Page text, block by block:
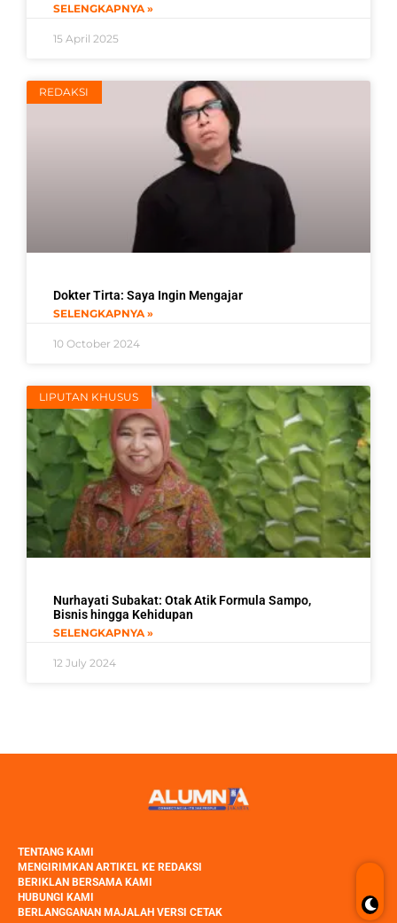
SELENGKAPNYA »
15 April 2025
REDAKSI
Dokter Tirta: Saya Ingin Mengajar
SELENGKAPNYA »
10 October 2024
LIPUTAN KHUSUS
Nurhayati Subakat: Otak Atik Formula Sampo,
Bisnis hingga Kehidupan
SELENGKAPNYA »
12 July 2024
TENTANG KAMI
MENGIRIMKAN ARTIKEL KE REDAKSI
BERIKLAN BERSAMA KAMI
HUBUNGI KAMI
BERLANGGANAN MAJALAH VERSI CETAK